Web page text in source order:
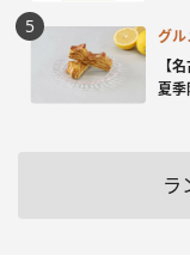
グル
【
夏季
ラ